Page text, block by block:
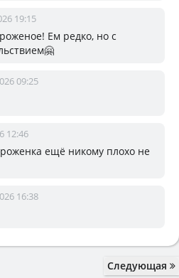
19:15
Ем редко, но с
09:25
12:46
ещё никому плохо не
16:38
Следующая